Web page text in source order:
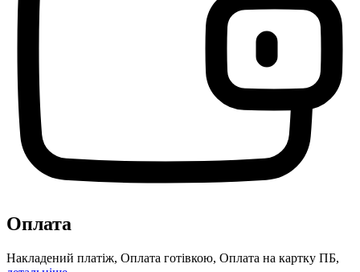
Оплата
Накладений платіж, Оплата готівкою, Оплата на картку ПБ,